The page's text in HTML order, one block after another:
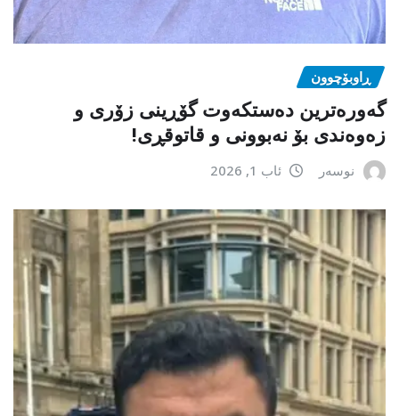
ڕاوبۆچوون
گەورەترین دەستکەوت گۆڕینی زۆری و
زەوەندی بۆ نەبوونی و قاتوقڕی!
نوسەر ئاب 1, 2026